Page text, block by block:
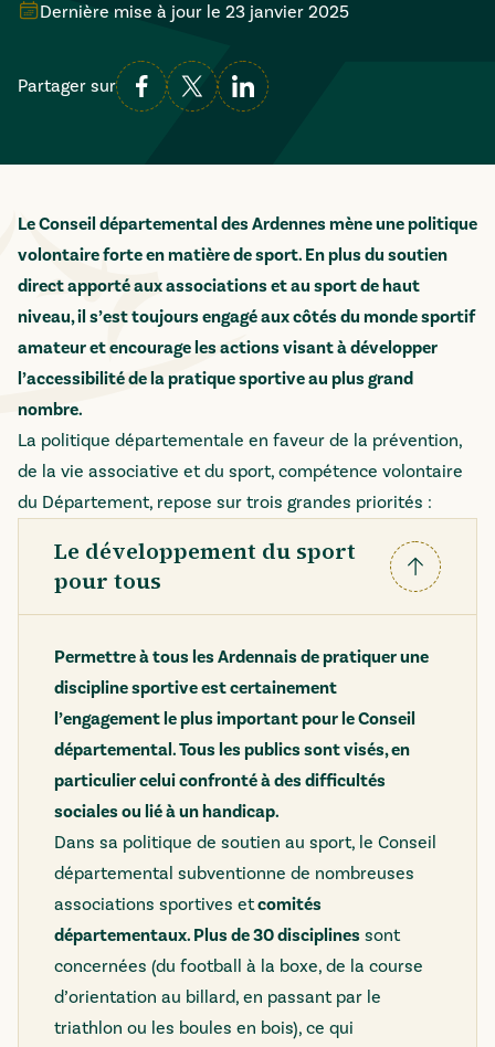
Dernière mise à jour le 23 janvier 2025
Partager sur
Le Conseil départemental des Ardennes mène une politique
volontaire forte en matière de sport. En plus du soutien
direct apporté aux associations et au sport de haut
niveau, il s’est toujours engagé aux côtés du monde sportif
amateur et encourage les actions visant à développer
l’accessibilité de la pratique sportive au plus grand
nombre.
La politique départementale en faveur de la prévention,
de la vie associative et du sport, compétence volontaire
du Département, repose sur trois grandes priorités :
Le développement du sport
pour tous
Replier
Permettre à tous les Ardennais de pratiquer une
discipline sportive est certainement
l’engagement le plus important pour le Conseil
départemental. Tous les publics sont visés, en
particulier celui confronté à des difficultés
sociales ou lié à un handicap.
Dans sa politique de soutien au sport, le Conseil
départemental subventionne de nombreuses
associations sportives etcomités
départementaux. Plus de 30 disciplines sont
concernées (du football à la boxe, de la course
d’orientation au billard, en passant par le
triathlon ou les boules en bois), ce qui